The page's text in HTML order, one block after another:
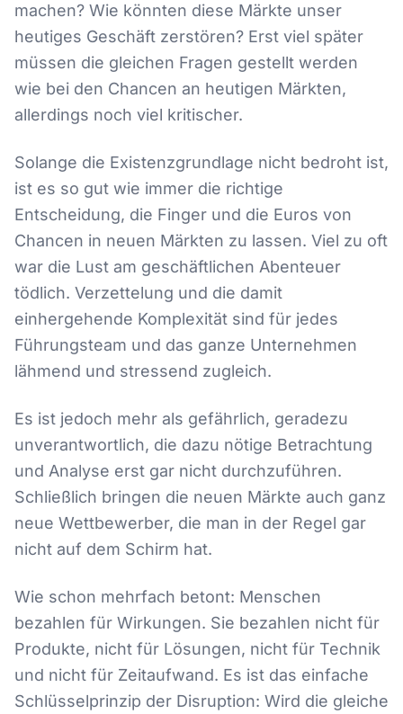
machen? Wie könnten diese Märkte unser
heutiges Geschäft zerstören? Erst viel später
müssen die gleichen Fragen gestellt werden
wie bei den Chancen an heutigen Märkten,
allerdings noch viel kritischer.
Solange die Existenzgrundlage nicht bedroht ist,
ist es so gut wie immer die richtige
Entscheidung, die Finger und die Euros von
Chancen in neuen Märkten zu lassen. Viel zu oft
war die Lust am geschäftlichen Abenteuer
tödlich. Verzettelung und die damit
einhergehende Komplexität sind für jedes
Führungsteam und das ganze Unternehmen
lähmend und stressend zugleich.
Es ist jedoch mehr als gefährlich, geradezu
unverantwortlich, die dazu nötige Betrachtung
und Analyse erst gar nicht durchzuführen.
Schließlich bringen die neuen Märkte auch ganz
neue Wettbewerber, die man in der Regel gar
nicht auf dem Schirm hat.
Wie schon mehrfach betont: Menschen
bezahlen für Wirkungen. Sie bezahlen nicht für
Produkte, nicht für Lösungen, nicht für Technik
und nicht für Zeitaufwand. Es ist das einfache
Schlüsselprinzip der Disruption: Wird die gleiche